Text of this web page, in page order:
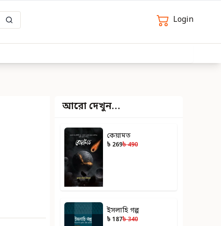
Login
আরো দেখুন…
কেয়ামত
৳ 269৳ 490
ইসলাহি গল্প
৳ 187৳ 340